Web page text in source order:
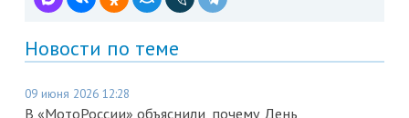
Новости по теме
09 июня 2026 12:28
В «МотоРоссии» объяснили, почему День